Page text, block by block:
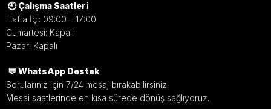
🕘 Çalışma Saatleri
Hafta İçi: 09:00 – 17:00
Cumartesi: Kapalı
Pazar: Kapalı
💬 WhatsApp Destek
Sorularınız için 7/24 mesaj bırakabilirsiniz.
Mesai saatlerinde en kısa sürede dönüş sağlıyoruz.